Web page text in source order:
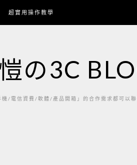
超實用操作教學
の3C
機/電信資費/軟體/產品開箱」的合作需求都可以